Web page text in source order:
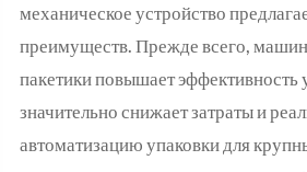
механическое устройство
преимуществ. Прежде всего,
пакетики повышает эффективность
значительно снижает затраты и
автоматизацию упаковки для